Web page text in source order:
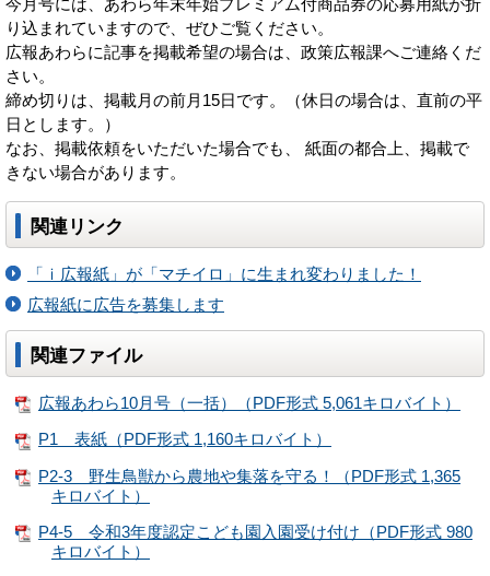
今月号には、あわら年末年始プレミアム付商品券の応募用紙が折
り込まれていますので、ぜひご覧ください。
広報あわらに記事を掲載希望の場合は、政策広報課へご連絡くだ
さい。
締め切りは、掲載月の前月15日です。（休日の場合は、直前の平
日とします。）
なお、掲載依頼をいただいた場合でも、 紙面の都合上、掲載で
きない場合があります。
関連リンク
「ｉ広報紙」が「マチイロ」に生まれ変わりました！
広報紙に広告を募集します
関連ファイル
広報あわら10月号（一括）（PDF形式 5,061キロバイト）
P1 表紙（PDF形式 1,160キロバイト）
P2-3 野生鳥獣から農地や集落を守る！（PDF形式 1,365
キロバイト）
P4-5 令和3年度認定こども園入園受け付け（PDF形式 980
キロバイト）